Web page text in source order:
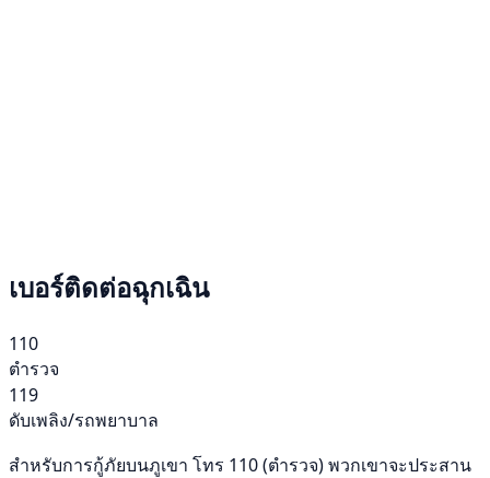
เบอร์ติดต่อฉุกเฉิน
110
ตำรวจ
119
ดับเพลิง/รถพยาบาล
สำหรับการกู้ภัยบนภูเขา โทร 110 (ตำรวจ) พวกเขาจะประสาน